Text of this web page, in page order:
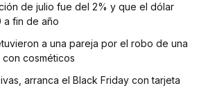
de julio fue del 2% y que el dólar
a fin de año
a una pareja por el robo de una
cosméticos
arranca el Black Friday con tarjeta